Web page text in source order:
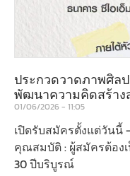
ประกวดวาดภาพศิล
พัฒนาความคิดสร้า
01/06/2026 11:05
เปิดรับสมัครตั้งแต่วันนี้
คุณสมบัติ : ผู้สมัครต้อง
30 ปีบริบูรณ์